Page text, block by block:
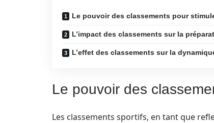
Le pouvoir des classements pour
L’impact des classements sur la
L’effet des classements sur la
Le pouvoir des
Les classements sportifs, en tant que